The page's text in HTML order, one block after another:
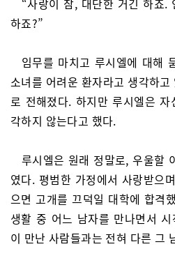
“사랑이 참, 대단한 거긴 하죠.
하죠?”
임무를 마치고 루시엘에 대해
소녀를 어려운 환자라고 생각하
로 전해졌다. 하지만 루시엘은
각하지 않는다고 했다.
루시엘은 원래 정말로, 우울할
였다. 평범한 가정에서 사랑받으
으면 고개를 끄덕일 대학에 합격
생활 중 어느 남자를 만나면서
이 만난 사람들과는 전혀 다른 그